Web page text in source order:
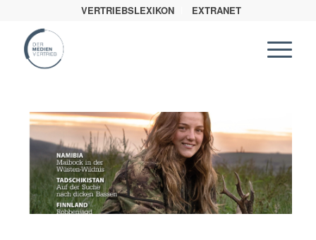
VERTRIEBSLEXIKON EXTRANET